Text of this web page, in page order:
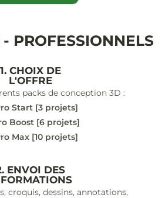
- PROFESSIONNELS
1. CHOIX DE
L'OFFRE
packs de conception 3D :
Start [3 projets]
Boost [6 projets]
Max [10 projets]
ENVOI DES
croquis, dessins, annotations,